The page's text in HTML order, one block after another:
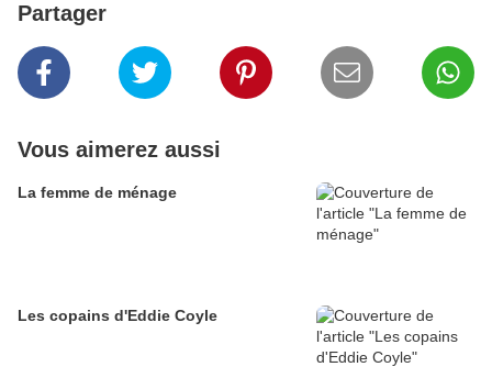
Partager
Vous aimerez aussi
La femme de ménage
Les copains d'Eddie Coyle